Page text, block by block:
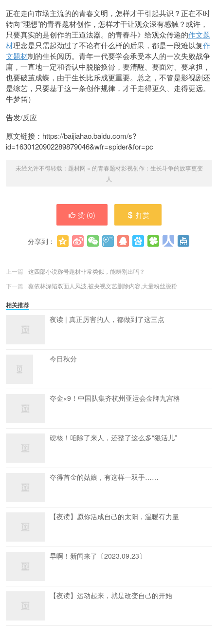
正在走向市场主流的的青春文明，怎样才干引起共识？正在不时
转向“理想”的青春题材创作，怎样才干让观众深有感触？或许，
只要真实的是创作的王道法器。的青春斗》给观众传递的作文题
材理念是只需起劲过了不论有什么样的后果，都是一段难以复作
文题材制的生长阅历。青年一代要学会承受本人的一次失败战争
庸，一直地一定和否认中脱胎换骨，要清醒、要面对、要承担，
也要破茧成蝶，由于生长比乐成更重要。总之，不管是影视剧还
是综艺，只要基于这一条创作规律，才干走得更久、走得更远。
牛梦笛）
告发/反应
原文链接：https://baijiahao.baidu.com/s?
id=1630120902289879046&wfr=spider&for=pc
未经允许不得转载： 题材网 » 的青春题材影视创作：生长斗争的故事更变
人
赞 (0) 打赏
分享到：
上一篇
这四部小说称号题材非常类似，能辨别出吗？
下一篇
蔡依林深陷双面人风波,被央视文艺删除内容,大量粉丝脱粉
相关推荐
夜读 | 真正厉害的人，都做到了这三点
今日秋分
夺金×9！中国队集齐杭州亚运会金牌九宫格
硬核！咱除了来人，还整了这么多“狠活儿”
夺得首金的姑娘，有这样一双手……
【夜读】愿你活成自己的太阳，温暖有力量
早啊！新闻来了〔2023.09.23〕
【夜读】运动起来，就是改变自己的开始